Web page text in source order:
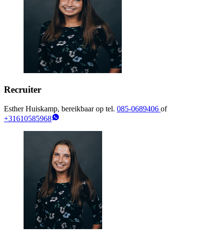
Recruiter
Esther Huiskamp, bereikbaar op tel. 085-0689406 of
+31610585968